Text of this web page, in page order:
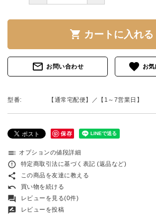
shopping_cart カートに入れる
mail_outline お問い合わせ favorite
型番: 【通常宅配便】／【1～7営業日】
保存
toc オプションの値段詳細
error_outline 特定商取引法に基づく表記 (返品など)
share この商品を友達に教える
undo 買い物を続ける
forum レビューを見る(0件)
rate_review レビューを投稿